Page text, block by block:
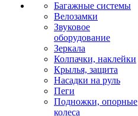
Багажные системы
Велозамки
Звуковое
оборудование
Зеркала
Колпачки, наклейки
Крылья, защита
Насадки на руль
Пеги
Подножки, опорные
колеса